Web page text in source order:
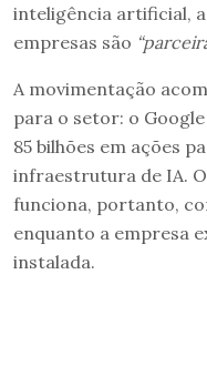
inteligência artificial,
empresas são
A movimentação
para o setor: o
85 bilhões em ações
infraestrutura de IA.
funciona, portanto,
enquanto a empresa
instalada.